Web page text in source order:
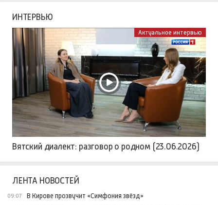
ИНТЕРВЬЮ
Актуальное интервью
Вятский диалект: разговор о родном (23.06.2026)
ЛЕНТА НОВОСТЕЙ
09:07 В Кирове прозвучит «Симфония звёзд»